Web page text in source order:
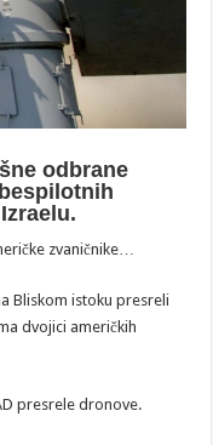
odbrane
zvaničnike…
Bliskom istoku presreli
dvojici američkih
presrele dronove.